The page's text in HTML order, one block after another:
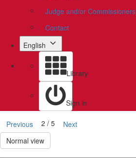
Judge and/or Commissioners
Contact
English
Library
Sign in
Previous 2 / 5
Next
Normal view